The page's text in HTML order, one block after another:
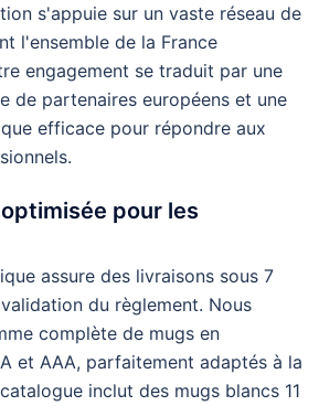
s'appuie sur un vaste réseau de
l'ensemble de la France
engagement se traduit par une
de partenaires européens et une
efficace pour répondre aux
pour les
assure des livraisons sous 7
du règlement. Nous
complète de mugs en
et AAA, parfaitement adaptés à la
inclut des mugs blancs 11